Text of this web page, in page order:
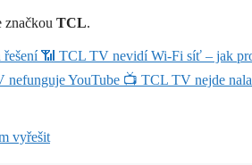
značkou TCL.
📶 TCL TV nevidí Wi-Fi síť – jak
nefunguje YouTube 📺 TCL TV nejde
vyřešit